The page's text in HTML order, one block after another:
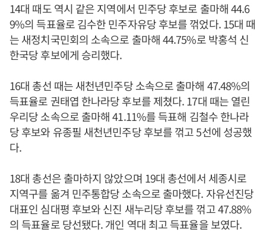
14대 때도 역시 같은 지역에서 민주당 후보로 출마해 44.6
9%의 득표율로 김수한 민주자유당 후보를 꺾었다. 15대 때
는 새정치국민회의 소속으로 출마해 44.75%로 박홍석 신
한국당 후보에게 승리했다.
16대 총선 때는 새천년민주당 소속으로 출마해 47.48%의
득표율로 권태엽 한나라당 후보를 제쳤다. 17대 때는 열린
우리당 소속으로 출마해 41.11%를 득표해 김철수 한나라
당 후보와 유종필 새천년민주당 후보를 꺾고 5선에 성공했
다.
18대 총선은 출마하지 않았으며 19대 총선에서 세종시로
지역구를 옮겨 민주통합당 소속으로 출마했다. 자유선진당
대표인 심대평 후보와 신진 새누리당 후보를 꺾고 47.88%
의 득표율로 당선됐다. 개인 역대 최고 득표율을 보였다.